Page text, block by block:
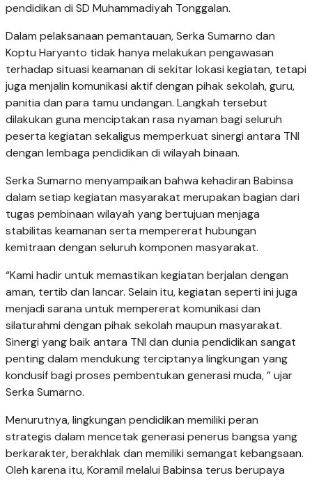
pendidikan di SD Muhammadiyah Tonggalan.
Dalam pelaksanaan pemantauan, Serka Sumarno dan
Koptu Haryanto tidak hanya melakukan pengawasan
terhadap situasi keamanan di sekitar lokasi kegiatan, tetapi
juga menjalin komunikasi aktif dengan pihak sekolah, guru,
panitia dan para tamu undangan. Langkah tersebut
dilakukan guna menciptakan rasa nyaman bagi seluruh
peserta kegiatan sekaligus memperkuat sinergi antara TNI
dengan lembaga pendidikan di wilayah binaan.
Serka Sumarno menyampaikan bahwa kehadiran Babinsa
dalam setiap kegiatan masyarakat merupakan bagian dari
tugas pembinaan wilayah yang bertujuan menjaga
stabilitas keamanan serta mempererat hubungan
kemitraan dengan seluruh komponen masyarakat.
“Kami hadir untuk memastikan kegiatan berjalan dengan
aman, tertib dan lancar. Selain itu, kegiatan seperti ini juga
menjadi sarana untuk mempererat komunikasi dan
silaturahmi dengan pihak sekolah maupun masyarakat.
Sinergi yang baik antara TNI dan dunia pendidikan sangat
penting dalam mendukung terciptanya lingkungan yang
kondusif bagi proses pembentukan generasi muda, ” ujar
Serka Sumarno.
Menurutnya, lingkungan pendidikan memiliki peran
strategis dalam mencetak generasi penerus bangsa yang
berkarakter, berakhlak dan memiliki semangat kebangsaan.
Oleh karena itu, Koramil melalui Babinsa terus berupaya